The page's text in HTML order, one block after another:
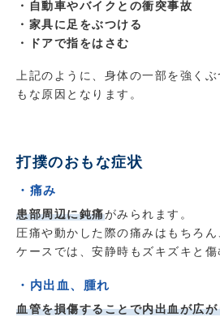
・自動車やバイクとの衝突事故
・家具に足をぶつける
・ドアで指をはさむ
上記のように、身体の一部を強く
もな原因となります。
打撲のおもな症状
・痛み
患部周辺に鈍痛がみられます。
圧痛や動かした際の痛みはもちろ
ケースでは、安静時もズキズキと傷
・内出血、腫れ
血管を損傷することで内出血が広が